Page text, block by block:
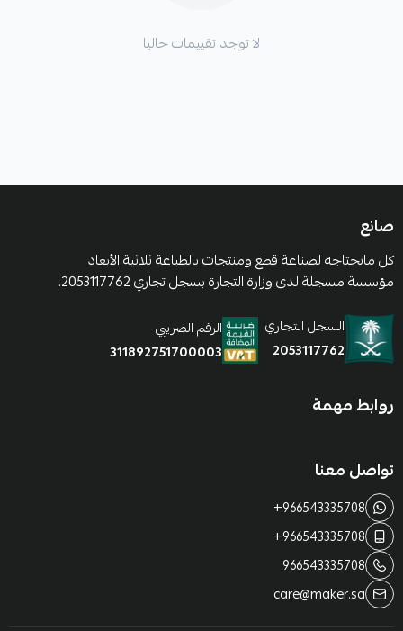
لا توجد تقييمات حاليا
صانع
كل ماتحتاجه لصناعة قطع ومنتجات بالطباعة ثلاثية الأبعاد
مؤسسة مسجلة لدى وزارة التجارة بسجل تجاري 2053117762.
السجل التجاري
2053117762
الرقم الضريبي
311892751700003
روابط مهمة
تواصل معنا
+966543335708
+966543335708
966543335708
care@maker.sa